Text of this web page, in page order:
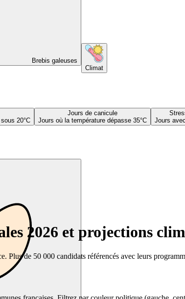
Brebis galeuses
Climat
20°C
Jours de canicule
Jours où la température dépasse 35°C
Jours
2026 et projections
de 50 000 candidats référencés avec leurs